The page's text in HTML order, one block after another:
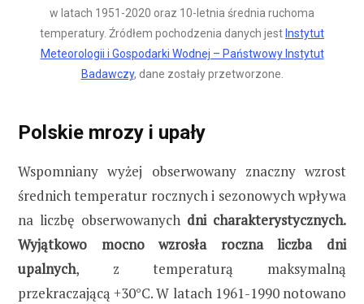
w latach 1951-2020 oraz 10-letnia średnia ruchoma
temperatury. Źródłem pochodzenia danych jest Instytut
Meteorologii i Gospodarki Wodnej – Państwowy Instytut
Badawczy, dane zostały przetworzone.
Polskie mrozy i upały
Wspomniany wyżej obserwowany znaczny wzrost
średnich temperatur rocznych i sezonowych wpływa
na liczbę obserwowanych dni charakterystycznych.
Wyjątkowo mocno wzrosła roczna liczba dni
upalnych, z temperaturą maksymalną
przekraczającą +30°C. W latach 1961-1990 notowano